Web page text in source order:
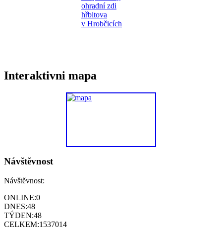
Interaktivni mapa
Návštěvnost
Návštěvnost:
ONLINE:0
DNES:48
TÝDEN:48
CELKEM:1537014